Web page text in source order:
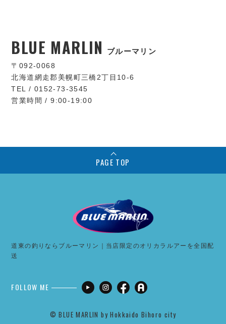
BLUE MARLIN ブルーマリン
〒092-0068
北海道網走郡美幌町三橋2丁目10-6
TEL / 0152-73-3545
営業時間 / 9:00-19:00
PAGE TOP
道東の釣りならブルーマリン｜当店限定のオリカラルアーを全国配
送
FOLLOW ME
©︎ BLUE MARLIN by Hokkaido Bihoro city